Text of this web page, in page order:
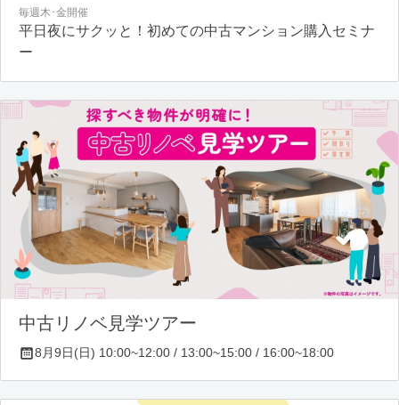
毎週木･金開催
平日夜にサクッと！初めての中古マンション購入セミナ
ー
中古リノベ見学ツアー
8月9日(日) 10:00~12:00 / 13:00~15:00 / 16:00~18:00